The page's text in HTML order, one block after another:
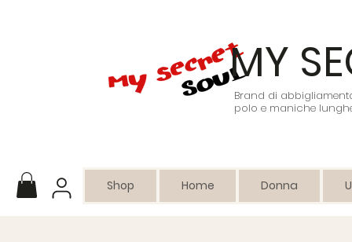
MY
Brand di
polo e maniche
Shop Home Donna